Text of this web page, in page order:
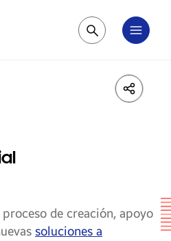
Pesquisar
LinkedIn
Share
de creación, apoyo
soluciones a